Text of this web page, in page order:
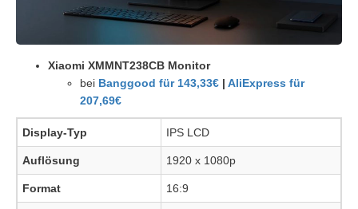
Xiaomi XMMNT238CB Monitor
bei Banggood für 143,33€ | AliExpress für
207,69€
Display-Typ IPS LCD
Auflösung 1920 x 1080p
Format 16:9